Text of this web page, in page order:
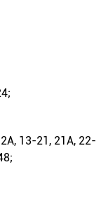
13-21, 21А, 22-